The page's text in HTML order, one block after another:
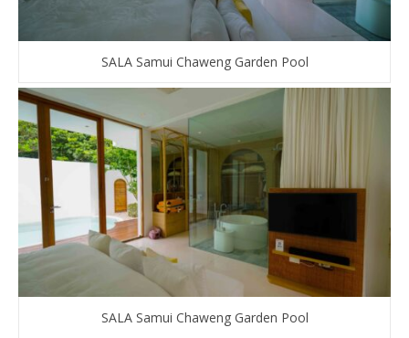
SALA Samui Chaweng Garden Pool
SALA Samui Chaweng Garden Pool